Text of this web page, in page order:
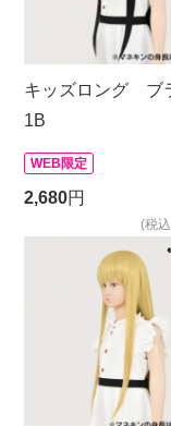
キッズロング ブ
1B
WEB限定
2,680円
(税